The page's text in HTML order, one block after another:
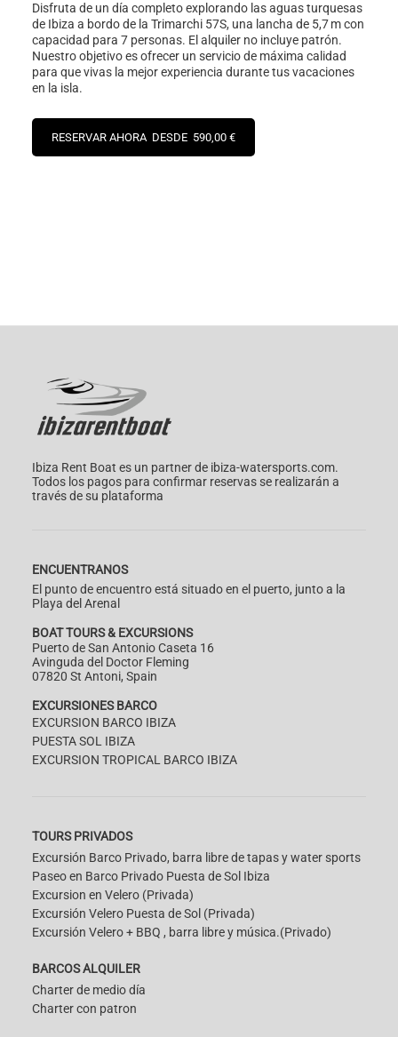
Disfruta de un día completo explorando las aguas turquesas
de Ibiza a bordo de la Trimarchi 57S, una lancha de 5,7 m con
capacidad para 7 personas. El alquiler no incluye patrón.
Nuestro objetivo es ofrecer un servicio de máxima calidad
para que vivas la mejor experiencia durante tus vacaciones
en la isla.
RESERVAR AHORA DESDE 590,00 €
Ibiza Rent Boat es un partner de ibiza-watersports.com.
Todos los pagos para confirmar reservas se realizarán a
través de su plataforma
ENCUENTRANOS
El punto de encuentro está situado en el puerto, junto a la
Playa del Arenal
BOAT TOURS & EXCURSIONS
Puerto de San Antonio Caseta 16
Avinguda del Doctor Fleming
07820 St Antoni, Spain
EXCURSIONES BARCO
EXCURSION BARCO IBIZA
PUESTA SOL IBIZA
EXCURSION TROPICAL BARCO IBIZA
TOURS PRIVADOS
Excursión Barco Privado, barra libre de tapas y water sports
Paseo en Barco Privado Puesta de Sol Ibiza
Excursion en Velero (Privada)
Excursión Velero Puesta de Sol (Privada)
Excursión Velero + BBQ , barra libre y música.(Privado)
BARCOS ALQUILER
Charter de medio día
Charter con patron